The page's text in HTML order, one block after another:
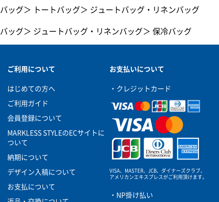
バッグ＞ トートバッグ＞ ジュートバッグ・リネンバッグ
バッグ＞ ジュートバッグ・リネンバッグ＞ 保冷バッグ
ご利用について
はじめての方へ
ご利用ガイド
会員登録について
MARKLESS STYLEのECサイトに
ついて
納期について
デザイン入稿について
お支払について
お支払いについて
・クレジットカード
VISA、MASTER、JCB、ダイナーズクラブ、
アメリカンエキスプレスがご利用頂けます。
・NP掛け払い